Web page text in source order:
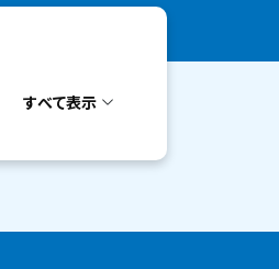
すべて表示